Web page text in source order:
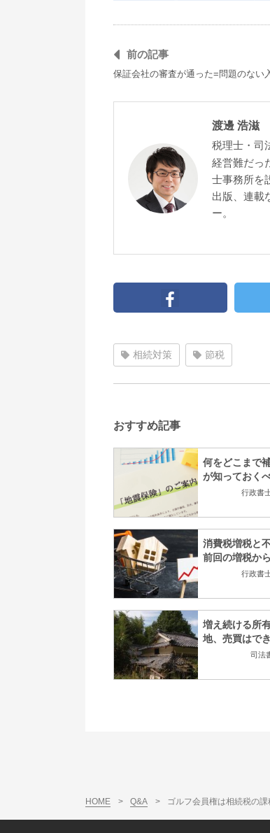
前の記事
保証会社の審査が通った=問題のない
渡邊 浩滋
税理士・司
経営難だっ
士事務所を
出版、連載
ー。
相続対策 節税
おすすめ記事
何をどこまで
が知っておく
行政書
消費税増税と
前回の増税か
行政書
増え続ける所
地、売買はで
司法
HOME > Q&A > ゴルフ会員権は相続税の課